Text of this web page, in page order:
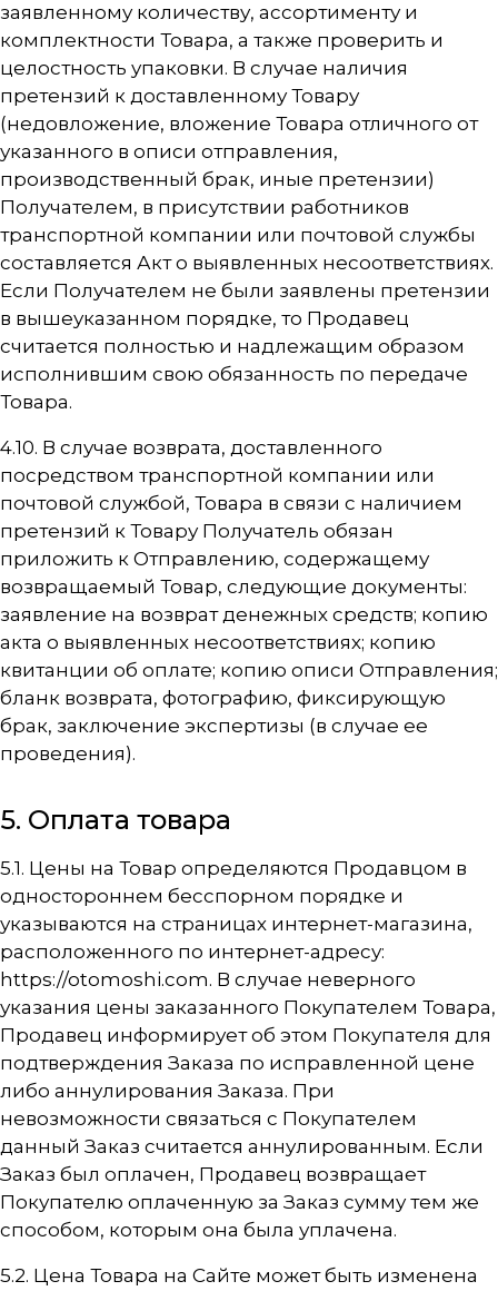
заявленному количеству, ассортименту и
комплектности Товара, а также проверить и
целостность упаковки. В случае наличия
претензий к доставленному Товару
(недовложение, вложение Товара отличного от
указанного в описи отправления,
производственный брак, иные претензии)
Получателем, в присутствии работников
транспортной компании или почтовой службы
составляется Акт о выявленных несоответствиях.
Если Получателем не были заявлены претензии
в вышеуказанном порядке, то Продавец
считается полностью и надлежащим образом
исполнившим свою обязанность по передаче
Товара.
4.10. В случае возврата, доставленного
посредством транспортной компании или
почтовой службой, Товара в связи с наличием
претензий к Товару Получатель обязан
приложить к Отправлению, содержащему
возвращаемый Товар, следующие документы:
заявление на возврат денежных средств; копию
акта о выявленных несоответствиях; копию
квитанции об оплате; копию описи Отправления;
бланк возврата, фотографию, фиксирующую
брак, заключение экспертизы (в случае ее
проведения).
5. Оплата товара
5.1. Цены на Товар определяются Продавцом в
одностороннем бесспорном порядке и
указываются на страницах интернет-магазина,
расположенного по интернет-адресу:
https://otomoshi.com. В случае неверного
указания цены заказанного Покупателем Товара,
Продавец информирует об этом Покупателя для
подтверждения Заказа по исправленной цене
либо аннулирования Заказа. При
невозможности связаться с Покупателем
данный Заказ считается аннулированным. Если
Заказ был оплачен, Продавец возвращает
Покупателю оплаченную за Заказ сумму тем же
способом, которым она была уплачена.
5.2. Цена Товара на Сайте может быть изменена